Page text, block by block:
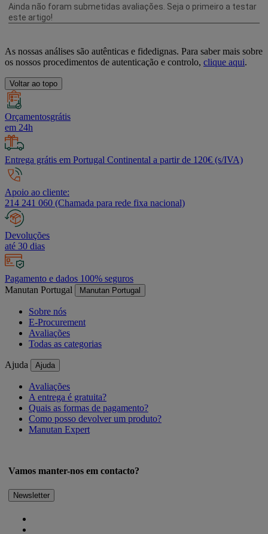
As nossas análises são autênticas e fidedignas. Para saber mais sobre
os nossos procedimentos de autenticação e controlo, clique aqui.
Voltar ao topo
Orçamentosgrátis
em 24h
Entrega grátis em Portugal Continental a partir de 120€ (s/IVA)
Apoio ao cliente:
214 241 060 (Chamada para rede fixa nacional)
Devoluções
até 30 dias
Pagamento e dados 100% seguros
Manutan Portugal
Manutan Portugal
Sobre nós
E-Procurement
Avaliações
Todas as categorias
Ajuda Ajuda
Avaliações
A entrega é gratuita?
Quais as formas de pagamento?
Como posso devolver um produto?
Manutan Expert
Vamos manter-nos em contacto?
Newsletter